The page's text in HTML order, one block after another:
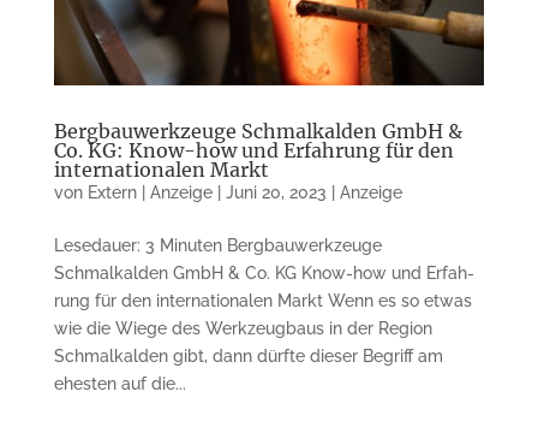
Bergbauwerkzeuge Schmalkalden GmbH &
Co. KG: Know-how und Erfahrung für den
internationalen Markt
von Extern | Anzeige| Juni 20, 2023 Anzeige
Lesedauer: 3 Minuten Bergbauwerkzeuge
Schmalkalden GmbH & Co. KG Know-how und Erfah­
rung für den internatio­nalen Markt Wenn es so etwas
wie die Wiege des Werkzeugbaus in der Region
Schmal­kalden gibt, dann dürfte dieser Begriff am
ehesten auf die...